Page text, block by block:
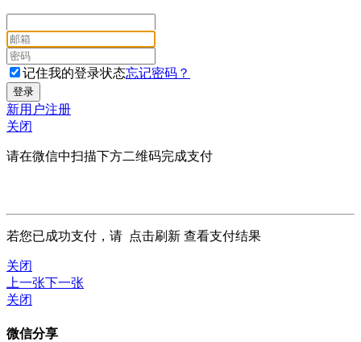
记住我的登录状态忘记密码？
新用户注册
关闭
请在微信中扫描下方二维码完成支付
若您已成功支付，请 点击刷新 查看支付结果
关闭
上一张下一张
关闭
微信分享